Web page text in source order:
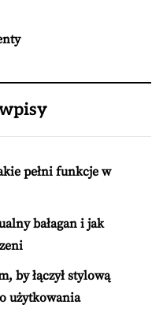
pełni funkcje w
bałagan i jak
by łączył stylową
użytkowania